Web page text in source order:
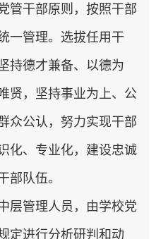
管干部原则，按照干部
一管理。选拔任用干
持德才兼备、以德为
贤，坚持事业为上、公
众公认，努力实现干部
化、专业化，建设忠诚
部队伍。
层管理人员，由学校党
定进行分析研判和动